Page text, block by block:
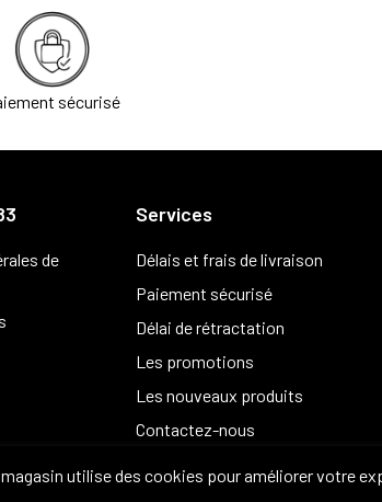
sécurisé
de
Services
Délais et frais de livraison
Paiement sécurisé
Délai de rétractation
Les promotions
Les nouveaux produits
Contactez-nous
magasin utilise des cookies pour améliorer votre